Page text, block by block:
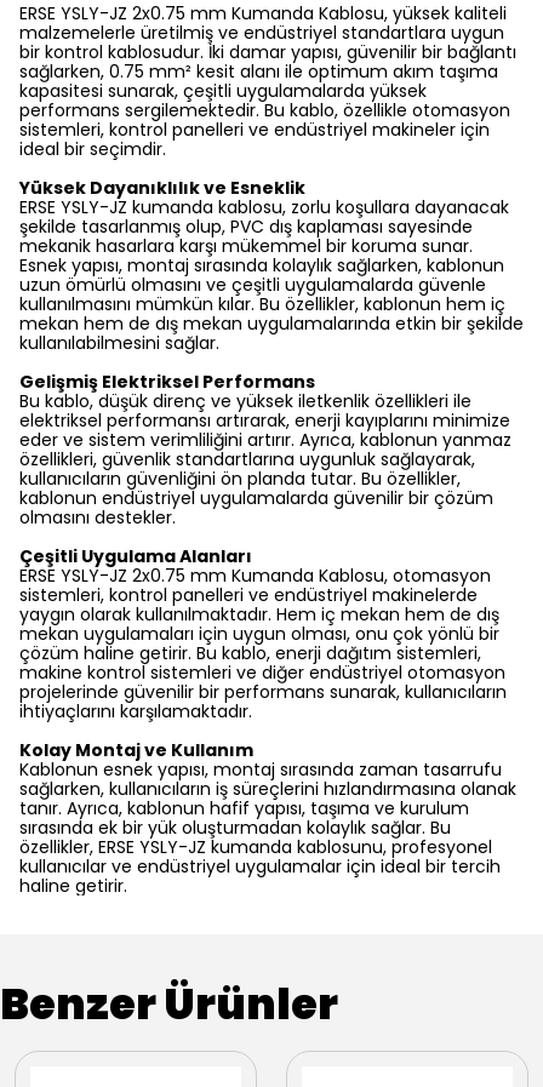
ERSE YSLY-JZ 2x0.75 mm Kumanda Kablosu, yüksek kaliteli
malzemelerle üretilmiş ve endüstriyel standartlara uygun
bir kontrol kablosudur. İki damar yapısı, güvenilir bir bağlantı
sağlarken, 0.75 mm² kesit alanı ile optimum akım taşıma
kapasitesi sunarak, çeşitli uygulamalarda yüksek
performans sergilemektedir. Bu kablo, özellikle otomasyon
sistemleri, kontrol panelleri ve endüstriyel makineler için
ideal bir seçimdir.
Yüksek Dayanıklılık ve Esneklik
ERSE YSLY-JZ kumanda kablosu, zorlu koşullara dayanacak
şekilde tasarlanmış olup, PVC dış kaplaması sayesinde
mekanik hasarlara karşı mükemmel bir koruma sunar.
Esnek yapısı, montaj sırasında kolaylık sağlarken, kablonun
uzun ömürlü olmasını ve çeşitli uygulamalarda güvenle
kullanılmasını mümkün kılar. Bu özellikler, kablonun hem iç
mekan hem de dış mekan uygulamalarında etkin bir şekilde
kullanılabilmesini sağlar.
Gelişmiş Elektriksel Performans
Bu kablo, düşük direnç ve yüksek iletkenlik özellikleri ile
elektriksel performansı artırarak, enerji kayıplarını minimize
eder ve sistem verimliliğini artırır. Ayrıca, kablonun yanmaz
özellikleri, güvenlik standartlarına uygunluk sağlayarak,
kullanıcıların güvenliğini ön planda tutar. Bu özellikler,
kablonun endüstriyel uygulamalarda güvenilir bir çözüm
olmasını destekler.
Çeşitli Uygulama Alanları
ERSE YSLY-JZ 2x0.75 mm Kumanda Kablosu, otomasyon
sistemleri, kontrol panelleri ve endüstriyel makinelerde
yaygın olarak kullanılmaktadır. Hem iç mekan hem de dış
mekan uygulamaları için uygun olması, onu çok yönlü bir
çözüm haline getirir. Bu kablo, enerji dağıtım sistemleri,
makine kontrol sistemleri ve diğer endüstriyel otomasyon
projelerinde güvenilir bir performans sunarak, kullanıcıların
ihtiyaçlarını karşılamaktadır.
Kolay Montaj ve Kullanım
Kablonun esnek yapısı, montaj sırasında zaman tasarrufu
sağlarken, kullanıcıların iş süreçlerini hızlandırmasına olanak
tanır. Ayrıca, kablonun hafif yapısı, taşıma ve kurulum
sırasında ek bir yük oluşturmadan kolaylık sağlar. Bu
özellikler, ERSE YSLY-JZ kumanda kablosunu, profesyonel
kullanıcılar ve endüstriyel uygulamalar için ideal bir tercih
haline getirir.
Benzer Ürünler